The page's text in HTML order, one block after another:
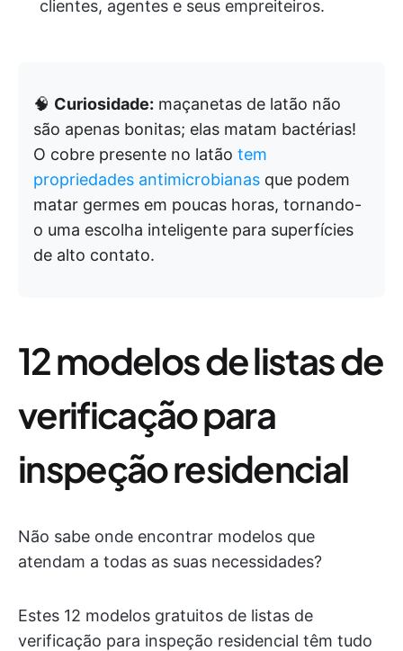
clientes, agentes e seus empreiteiros.
🧠 Curiosidade: maçanetas de latão não
são apenas bonitas; elas matam bactérias!
O cobre presente no latão tem
propriedades antimicrobianas que podem
matar germes em poucas horas, tornando-
o uma escolha inteligente para superfícies
de alto contato.
12 modelos de listas de
verificação para
inspeção residencial
Não sabe onde encontrar modelos que
atendam a todas as suas necessidades?
Estes 12 modelos gratuitos de listas de
verificação para inspeção residencial têm tudo